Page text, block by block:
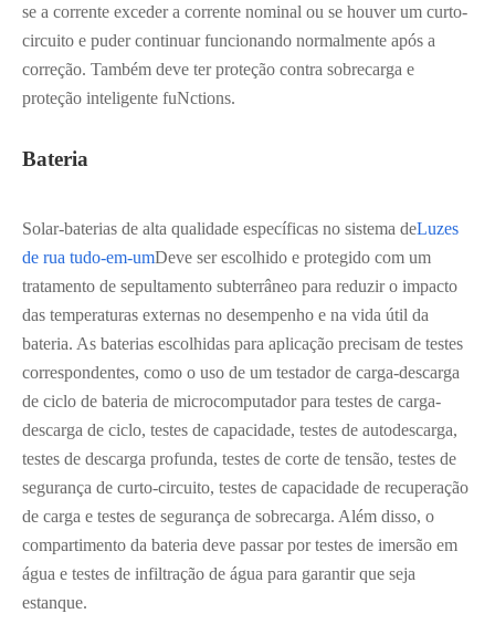
se a corrente exceder a corrente nominal ou se houver um curto-
circuito e puder continuar funcionando normalmente após a
correção. Também deve ter proteção contra sobrecarga e
proteção inteligente fuNctions.
Bateria
Solar-baterias de alta qualidade específicas no sistema deLuzes
de rua tudo-em-umDeve ser escolhido e protegido com um
tratamento de sepultamento subterrâneo para reduzir o impacto
das temperaturas externas no desempenho e na vida útil da
bateria. As baterias escolhidas para aplicação precisam de testes
correspondentes, como o uso de um testador de carga-descarga
de ciclo de bateria de microcomputador para testes de carga-
descarga de ciclo, testes de capacidade, testes de autodescarga,
testes de descarga profunda, testes de corte de tensão, testes de
segurança de curto-circuito, testes de capacidade de recuperação
de carga e testes de segurança de sobrecarga. Além disso, o
compartimento da bateria deve passar por testes de imersão em
água e testes de infiltração de água para garantir que seja
estanque.